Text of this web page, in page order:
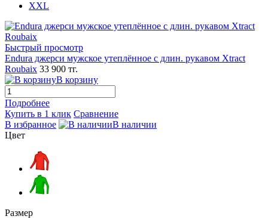
XXL
Быстрый просмотр
Endura джерси мужское утеплённое с длин. рукавом Xtract
Roubaix 33 900 тг.
В корзину
Подробнее
Купить в 1 клик Сравнение
В избранное
В наличии
Цвет
Размер